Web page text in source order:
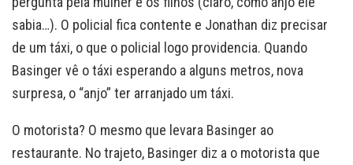
sabia…). O policial fica contente e Jonathan diz precisar
de um táxi, o que o policial logo providencia. Quando
Basinger vê o táxi esperando a alguns metros, nova
surpresa, o “anjo” ter arranjado um táxi.
O motorista? O mesmo que levara Basinger ao
restaurante. No trajeto, Basinger diz a o motorista que